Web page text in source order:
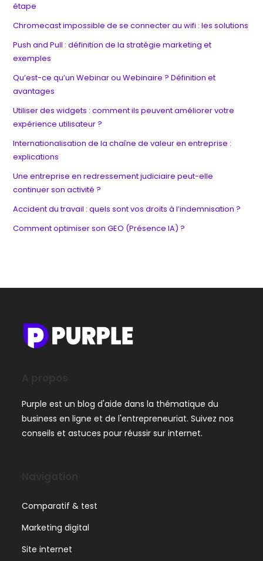
étape
Chromecast impossible de se connecter au wifi : les solutions
Push and Pull : définition de la stratégie marketing et
exemples
Qu’est-ce qu’un Webinar ou Webinaire ? Définition et
avantages
Utiliser des widgets : comment ils peuvent améliorer votre
expérience utilisateur ?
Internationalisation de la chaîne de valeur en entreprise :
explications
Une entreprise en redressement judiciaire peut-elle
continuer son activité ?
Accident du travail : quels sont vos droits à l’indemnisation ?
Comment optimiser son GEO (Présence IA) ?
Purple est un blog d'aide dans la thématique du
business en ligne et de l'entrepreneuriat. Suivez nos
conseils et astuces pour réussir sur internet.
Comparatif & test
Marketing digital
Site internet